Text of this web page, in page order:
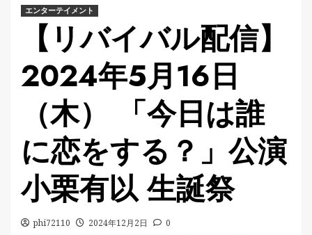
エンターテイメント
【リバイバル配信】
2024年5月16日
（木） 「今日は誰
に恋をする？」公演
小栗有以 生誕祭
phi72110 2024年12月2日 0